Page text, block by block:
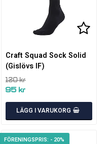
till i favoritlistanLägg
Craft Squad Sock Solid
(Gislövs IF)
120 kr
95 kr
LÄGG I VARUKORG
- 20%